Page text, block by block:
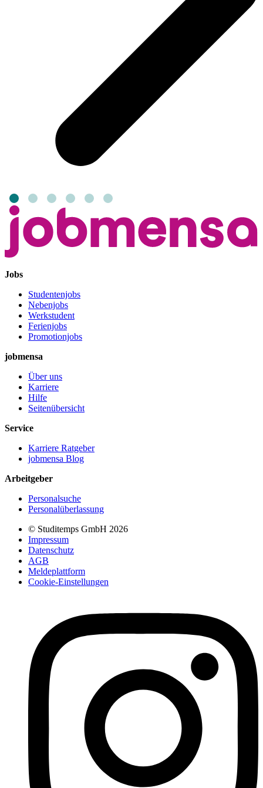
Jobs
Studentenjobs
Nebenjobs
Werkstudent
Ferienjobs
Promotionjobs
jobmensa
Über uns
Karriere
Hilfe
Seitenübersicht
Service
Karriere Ratgeber
jobmensa Blog
Arbeitgeber
Personalsuche
Personalüberlassung
© Studitemps GmbH 2026
Impressum
Datenschutz
AGB
Meldeplattform
Cookie-Einstellungen